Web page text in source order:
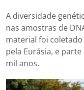
A diversidade
nas amostras de
material foi
pela Eurásia, e
mil anos.